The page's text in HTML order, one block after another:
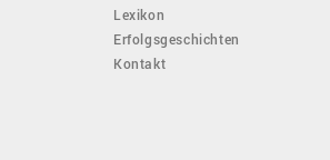
Lexikon
Erfolgsgeschichten
Kontakt